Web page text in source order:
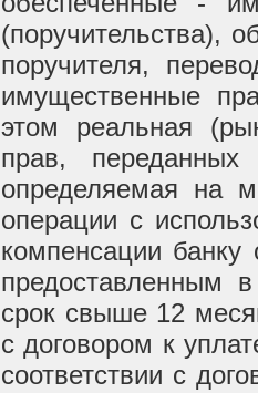
(поручительства),
поручителя,
имущественные
этом реальная
прав,
определяемая на
операции с
компенсации
предоставленным
срок свыше 12
с договором к
соответствии с